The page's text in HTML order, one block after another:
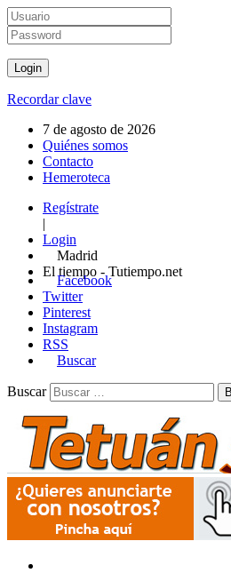
Recordar clave
7 de agosto de 2026
Quiénes somos
Contacto
Hemeroteca
Regístrate
|
Login
Madrid
El tiempo - Tutiempo.net
Facebook
Twitter
Pinterest
Instagram
RSS
Buscar
Buscar